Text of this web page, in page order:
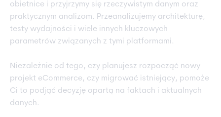
obietnice i przyjrzymy się rzeczywistym danym oraz
praktycznym analizom. Przeanalizujemy architekturę,
testy wydajności i wiele innych kluczowych
parametrów związanych z tymi platformami.
Niezależnie od tego, czy planujesz rozpocząć nowy
projekt eCommerce, czy migrować istniejący, pomoże
Ci to podjąć decyzję opartą na faktach i aktualnych
danych.